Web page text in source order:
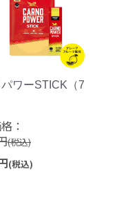
ワーSTICK（7
：
(税込)
(税込)